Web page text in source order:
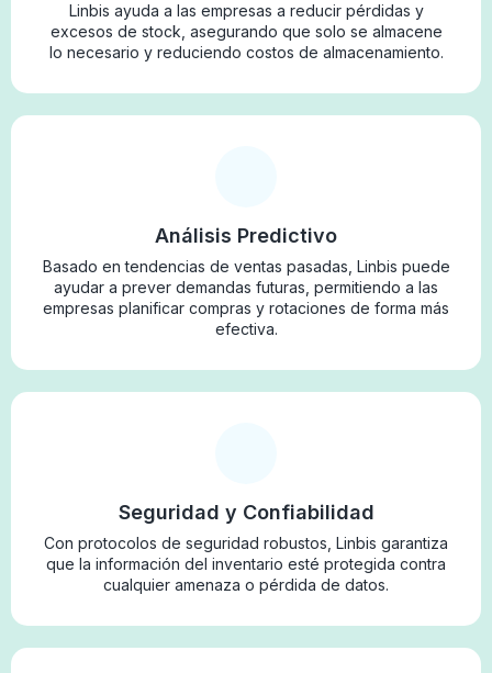
Linbis ayuda a las empresas a reducir pérdidas y
excesos de stock, asegurando que solo se almacene
lo necesario y reduciendo costos de almacenamiento.
Análisis Predictivo
Basado en tendencias de ventas pasadas, Linbis puede
ayudar a prever demandas futuras, permitiendo a las
empresas planificar compras y rotaciones de forma más
efectiva.
Seguridad y Confiabilidad
Con protocolos de seguridad robustos, Linbis garantiza
que la información del inventario esté protegida contra
cualquier amenaza o pérdida de datos.